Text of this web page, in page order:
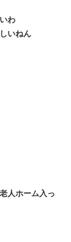
わ
いねん
人ホーム入っ